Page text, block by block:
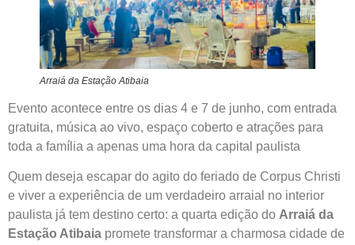
Arraiá da Estação Atibaia
Evento acontece entre os dias 4 e 7 de junho, com entrada
gratuita, música ao vivo, espaço coberto e atrações para
toda a família a apenas uma hora da capital paulista
Quem deseja escapar do agito do feriado de Corpus Christi
e viver a experiência de um verdadeiro arraial no interior
paulista já tem destino certo: a quarta edição do Arraiá da
Estação Atibaia promete transformar a charmosa cidade de